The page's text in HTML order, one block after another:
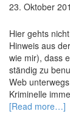
23. Oktober
Hier gehts
Hinweis aus
wie mir), dass
ständig zu
Web
Kriminelle
[Read more…]